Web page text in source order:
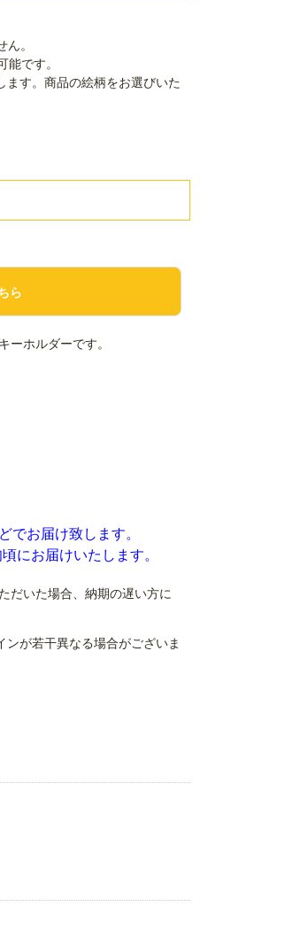
。
能です。
す。商品の絵柄をお選びいた
ら
ーホルダーです。
でお届け致します。
にお届けいたします。
だいた場合、納期の遅い方に
が若干異なる場合がございま